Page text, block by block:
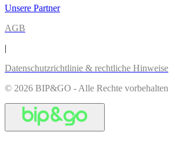
Unsere Partner
AGB
|
Datenschutzrichtlinie & rechtliche Hinweise
© 2026 BIP&GO - Alle Rechte vorbehalten